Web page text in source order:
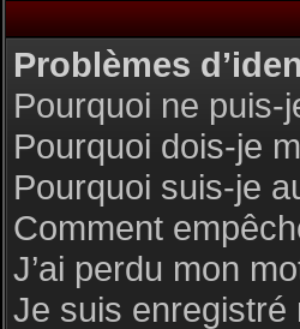
Problèmes
Pourquoi ne puis-
Pourquoi dois-je
Pourquoi suis-je
Comment
J’ai perdu mon
Je suis enregistré